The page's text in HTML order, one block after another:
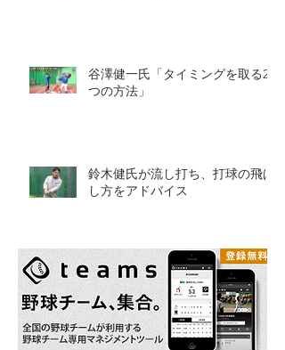
谷澤健一氏「タイミングを取る2
つの方法」
鈴木健氏が流し打ち、打球の飛ば
し方をアドバイス